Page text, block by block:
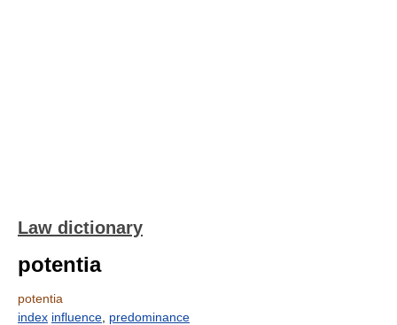
Law dictionary
potentia
potentia
index influence predominance